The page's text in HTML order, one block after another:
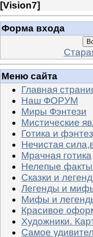
[Vision7]
Форма входа
Меню сайта
Главная
Наш ФОРУМ
Миры Фэнтези
Мистические
Готика и
Нечистая
Мрачная готика
Нелепые
Сказки и
Легенды и
Мифы и
Красивое
Художники.
Самое